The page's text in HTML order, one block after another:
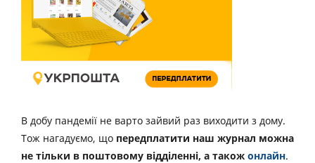
В добу пандемії не варто зайвий раз виходити з дому.
Тож нагадуємо, що передплатити наш журнал можна
не тільки в поштовому відділенні, а також онлайн.